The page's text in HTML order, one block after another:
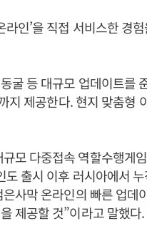
인’을 직접 서비스한 경
굴 등 대규모 업데이트를
지 제공한다. 현지 맞춤형
모 다중접속 역할수행게
출시 이후 러시아에서
사막 온라인의 빠른 업데
제공할 것”이라고 말했